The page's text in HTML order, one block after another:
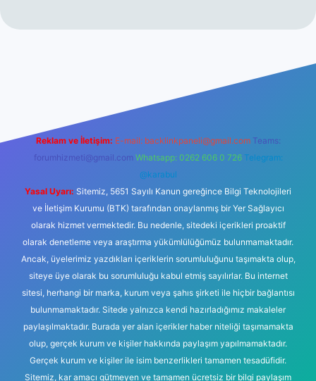
Reklam ve İletişim: E-mail: backlinkpaneli@gmail.com Teams:
forumhizmeti@gmail.com Whatsapp: 0262 606 0 726 Telegram:
@karabul
Yasal Uyarı: Sitemiz, 5651 Sayılı Kanun gereğince Bilgi Teknolojileri
ve İletişim Kurumu (BTK) tarafından onaylanmış bir Yer Sağlayıcı
olarak hizmet vermektedir. Bu nedenle, sitedeki içerikleri proaktif
olarak denetleme veya araştırma yükümlülüğümüz bulunmamaktadır.
Ancak, üyelerimiz yazdıkları içeriklerin sorumluluğunu taşımakta olup,
siteye üye olarak bu sorumluluğu kabul etmiş sayılırlar. Bu internet
sitesi, herhangi bir marka, kurum veya şahıs şirketi ile hiçbir bağlantısı
bulunmamaktadır. Sitede yalnızca kendi hazırladığımız makaleler
paylaşılmaktadır. Burada yer alan içerikler haber niteliği taşımamakta
olup, gerçek kurum ve kişiler hakkında paylaşım yapılmamaktadır.
Gerçek kurum ve kişiler ile isim benzerlikleri tamamen tesadüfidir.
Sitemiz, kar amacı gütmeyen ve tamamen ücretsiz bir bilgi paylaşım